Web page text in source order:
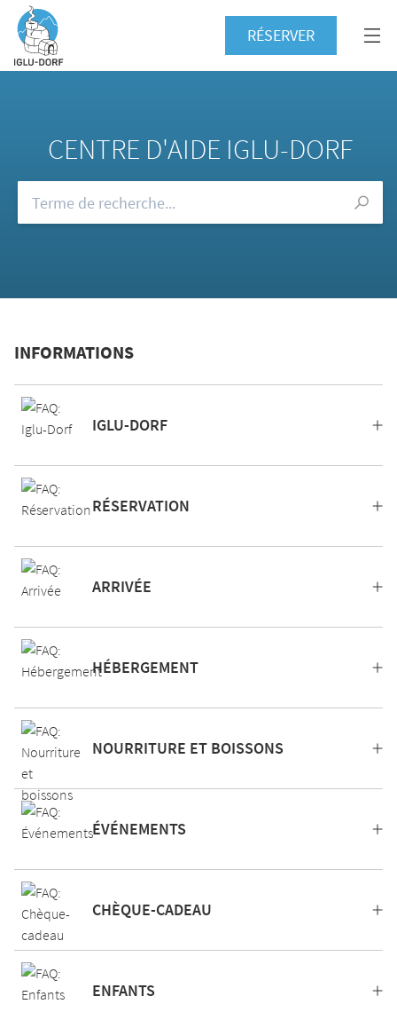
RÉSERVER
CENTRE D'AIDE IGLU-DORF
INFORMATIONS
IGLU-DORF
RÉSERVATION
ARRIVÉE
HÉBERGEMENT
NOURRITURE ET BOISSONS
ÉVÉNEMENTS
CHÈQUE-CADEAU
ENFANTS